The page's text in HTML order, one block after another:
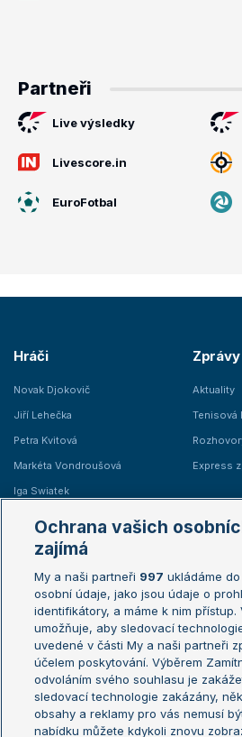
Partneři
Live výsledky
Livescore.in
EuroFotbal
Hráči
Novak Djokovič
Jiří Lehečka
Petra Kvitová
Markéta Vondroušová
Iga Swiatek
Zprávy
Aktuality
Tenisová
Express
Žebříčky
Žebříček ATP (muži)
Žebříček WTA (ženy)
Sázkařský žebříček
French
US Open
Turnaj
Turnaj
Aktualní trendy
Ochrana vašich
zajímá
My a naši partneři 997 ukládáme
osobní údaje, jako jsou údaje o
identifikátory, a máme k nim přístup.
umožňuje, aby sledovací
uvedené v části My a naši partneři
účelem poskytování. Výběrem
odvoláním svého souhlasu je
sledovací technologie zakázány,
obsahy a reklamy pro vás nemusí
nabídku můžete kdykoli znovu